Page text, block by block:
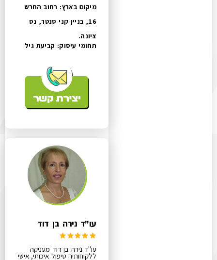
מיקום בארץ: רחוב החרש
16, בניין קני סנטר, נס
ציונה.
תחומי עיסוק: קביעת גיל
עו"ד נירה בן דוד
עו"ד נירה בן דוד מעניקה
ללקוחותיה טיפול איכותי, אישי